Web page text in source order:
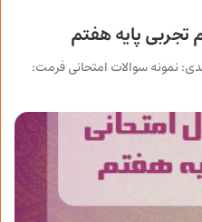
تجربی پایه هفتم
نمونه سوالات امتحانی فرمت: